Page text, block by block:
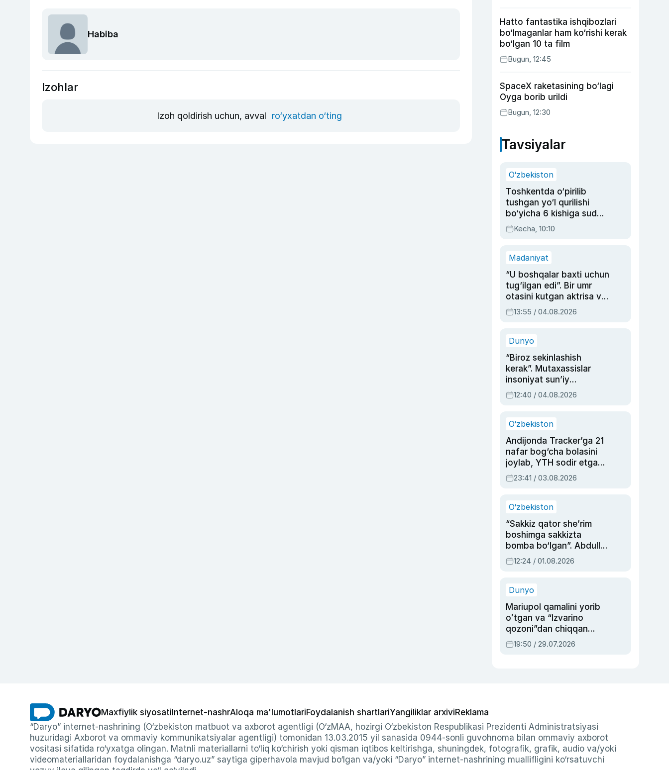
Habiba
Izohlar
Izoh qoldirish uchun, avval ro‘yxatdan o‘ting
Hatto fantastika ishqibozlari
bo‘lmaganlar ham ko‘rishi kerak
bo‘lgan 10 ta film
Bugun, 12:45
SpaceX raketasining bo‘lagi
Oyga borib urildi
Bugun, 12:30
Tavsiyalar
O‘zbekiston
Toshkentda o‘pirilib
tushgan yo‘l qurilishi
bo‘yicha 6 kishiga sud
hukmi o‘qildi
Kecha, 10:10
Madaniyat
“U boshqalar baxti uchun
tug‘ilgan edi”. Bir umr
otasini kutgan aktrisa va
dublyaj ustasi Rimma
Ahmedovaning
13:55 / 04.08.2026
Dunyo
“Biroz sekinlashish
kerak”. Mutaxassislar
insoniyat sun’iy
intellektni boshqara
olmay qolishidan xavotir
12:40 / 04.08.2026
O‘zbekiston
Andijonda Tracker’ga 21
nafar bog‘cha bolasini
joylab, YTH sodir etgan
ayolga sud hukmi o‘qildi
23:41 / 03.08.2026
O‘zbekiston
“Sakkiz qator she’rim
boshimga sakkizta
bomba bo‘lgan”. Abdulla
Oripovni siyosiy
ayblovlardan asrab
12:24 / 01.08.2026
Dunyo
Mariupol qamalini yorib
oʻtgan va “Izvarino
qozoni”dan chiqqan
qahramon — Ukraina
armiyasi bosh
19:50 / 29.07.2026
Maxfiylik siyosati Internet-nashrAloqa ma'lumotlariFoydalanish shartlariYangiliklar arxiviReklama
“Daryo” internet-nashrining (O‘zbekiston matbuot va axborot agentligi (O‘zMAA, hozirgi O‘zbekiston Respublikasi Prezidenti Administratsiyasi
huzuridagi Axborot va ommaviy kommunikatsiyalar agentligi) tomonidan 13.03.2015 yil sanasida 0944-sonli guvohnoma bilan ommaviy axborot
vositasi sifatida ro‘yxatga olingan. Matnli materiallarni to‘liq ko‘chirish yoki qisman iqtibos keltirishga, shuningdek, fotografik, grafik, audio va/yoki
videomateriallaridan foydalanishga “daryo.uz” saytiga giperhavola mavjud bo‘lgan va/yoki “Daryo” internet-nashrining muallifligini ko‘rsatuvchi